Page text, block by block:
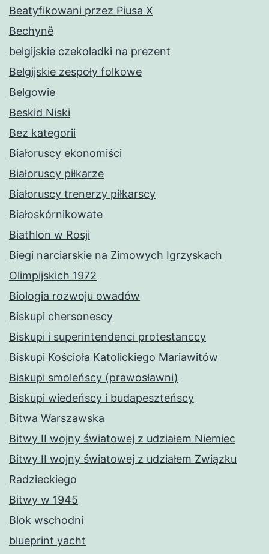
Beatyfikowani przez Piusa X
Bechyně
belgijskie czekoladki na prezent
Belgijskie zespoły folkowe
Belgowie
Beskid Niski
Bez kategorii
Białoruscy ekonomiści
Białoruscy piłkarze
Białoruscy trenerzy piłkarscy
Białoskórnikowate
Biathlon w Rosji
Biegi narciarskie na Zimowych Igrzyskach
Olimpijskich 1972
Biologia rozwoju owadów
Biskupi chersonescy
Biskupi i superintendenci protestanccy
Biskupi Kościoła Katolickiego Mariawitów
Biskupi smoleńscy (prawosławni)
Biskupi wiedeńscy i budapeszteńscy
Bitwa Warszawska
Bitwy II wojny światowej z udziałem Niemiec
Bitwy II wojny światowej z udziałem Związku
Radzieckiego
Bitwy w 1945
Blok wschodni
blueprint yacht